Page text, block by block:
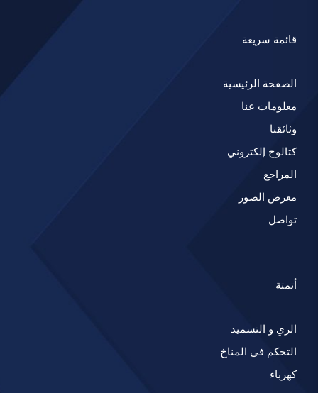
قائمة سريعة
الصفحة الرئيسية
معلومات عنا
وثائقنا
كتالوج إلكتروني
المراجع
معرض الصور
تواصل
أتمتة
الري و التسميد
التحكم في المناخ
كهرباء